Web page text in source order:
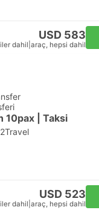
USD 583
dahil araç, hepsi dahil
10pax | Taksi
USD 523
dahil araç, hepsi dahil